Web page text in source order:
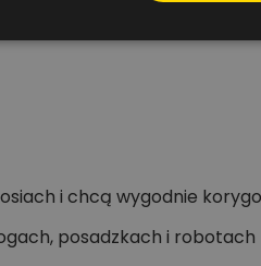
i chcą wygodnie
posadzkach i robotach